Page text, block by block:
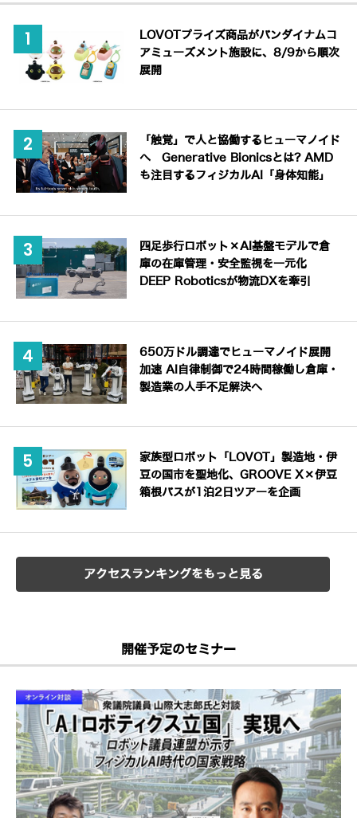
LOVOTプライズ商品がバンダイナムコ
アミューズメント施設に、8/9から順次
展開
「触覚」で人と協働するヒューマノイド
へ Generative Bionicsとは? AMD
も注目するフィジカルAI「身体知能」
四足歩行ロボット×AI基盤モデルで倉
庫の在庫管理・安全監視を一元化
DEEP Roboticsが物流DXを牽引
650万ドル調達でヒューマノイド展開
加速 AI自律制御で24時間稼働し倉庫・
製造業の人手不足解決へ
家族型ロボット「LOVOT」製造地・伊
豆の国市を聖地化、GROOVE X×伊豆
箱根バスが1泊2日ツアーを企画
アクセスランキングをもっと見る
開催予定のセミナー